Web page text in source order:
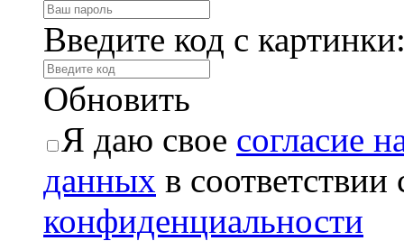
Введите код с
Обновить
Я даю свое согласие
данных в соответствии
конфиденциальности